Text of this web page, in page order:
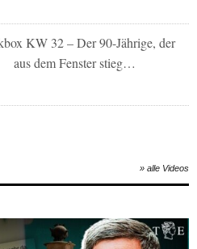
KW 32 – Der 90-Jährige, der
aus dem Fenster stieg…
» alle Videos